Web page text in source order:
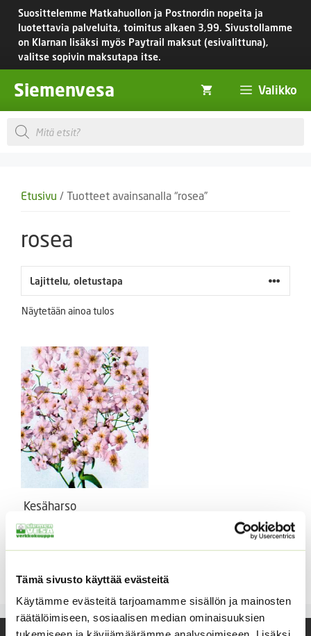
Tämä sivusto käyttää evästeitä
Käytämme evästeitä tarjoamamme sisällön ja mainosten
räätälöimiseen, sosiaalisen median ominaisuuksien
Siirry
sisältöön
Suosittelemme Matkahuollon ja Postnordin nopeita ja
luotettavia palveluita, toimitus alkaen 3,99. Sivustollamme
on Klarnan lisäksi myös Paytrail maksut (esivalittuna),
valitse sopivin maksutapa itse.
Siemenvesa Valikko
Products
search
Etusivu / Tuotteet avainsanalla “rosea”
rosea
Näytetään ainoa tulos
Kesäharso
ruusunpunainen
Gypsophila elegans Rosea
1,50 €
14,00 €
arvonlisäveron